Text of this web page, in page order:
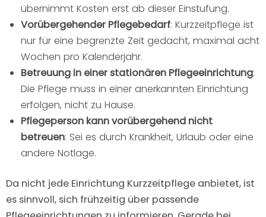
übernimmt Kosten erst ab dieser Einstufung.
Vorübergehender Pflegebedarf: Kurzzeitpflege ist
nur für eine begrenzte Zeit gedacht, maximal acht
Wochen pro Kalenderjahr.
Betreuung in einer stationären Pflegeeinrichtung:
Die Pflege muss in einer anerkannten Einrichtung
erfolgen, nicht zu Hause.
Pflegeperson kann vorübergehend nicht
betreuen: Sei es durch Krankheit, Urlaub oder eine
andere Notlage.
Da nicht jede Einrichtung Kurzzeitpflege anbietet, ist
es sinnvoll, sich frühzeitig über passende